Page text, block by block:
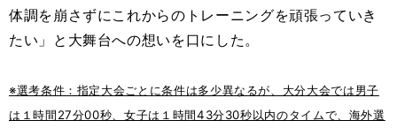
体調を崩さずにこれからのトレーニングを頑張っていき
たい」と大舞台への想いを口にした。
※選考条件：指定大会ごとに条件は多少異なるが、大分大会では男子
は１時間27分00秒、女子は１時間43分30秒以内のタイムで、海外選